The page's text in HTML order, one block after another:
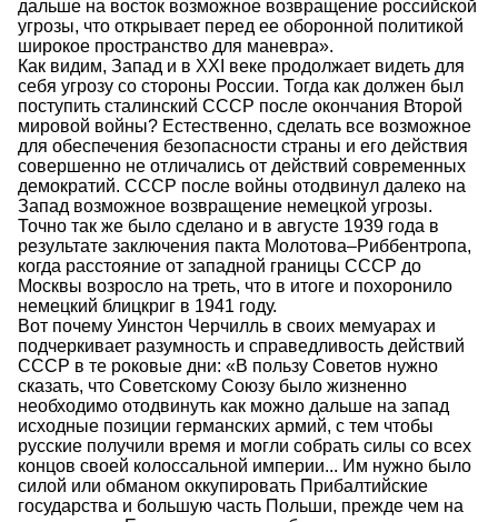
дальше на восток возможное возвращение российской
угрозы, что открывает перед ее оборонной политикой
широкое пространство для маневра».
Как видим, Запад и в XXI веке продолжает видеть для
себя угрозу со стороны России. Тогда как должен был
поступить сталинский СССР после окончания Второй
мировой войны? Естественно, сделать все возможное
для обеспечения безопасности страны и его действия
совершенно не отличались от действий современных
демократий. СССР после войны отодвинул далеко на
Запад возможное возвращение немецкой угрозы.
Точно так же было сделано и в августе 1939 года в
результате заключения пакта Молотова–Риббентропа,
когда расстояние от западной границы СССР до
Москвы возросло на треть, что в итоге и похоронило
немецкий блицкриг в 1941 году.
Вот почему Уинстон Черчилль в своих мемуарах и
подчеркивает разумность и справедливость действий
СССР в те роковые дни: «В пользу Советов нужно
сказать, что Советскому Союзу было жизненно
необходимо отодвинуть как можно дальше на запад
исходные позиции германских армий, с тем чтобы
русские получили время и могли собрать силы со всех
концов своей колоссальной империи... Им нужно было
силой или обманом оккупировать Прибалтийские
государства и большую часть Польши, прежде чем на